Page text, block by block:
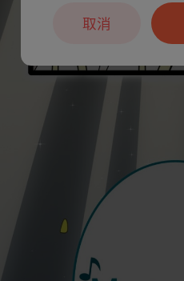
取消